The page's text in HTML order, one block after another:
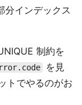
分インデックス
制約を
を見
トでやるのがお